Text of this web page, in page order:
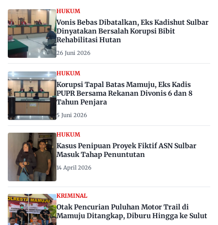
HUKUM
Vonis Bebas Dibatalkan, Eks Kadishut Sulbar
Dinyatakan Bersalah Korupsi Bibit
Rehabilitasi Hutan
26 Juni 2026
HUKUM
Korupsi Tapal Batas Mamuju, Eks Kadis
PUPR Bersama Rekanan Divonis 6 dan 8
Tahun Penjara
5 Juni 2026
HUKUM
Kasus Penipuan Proyek Fiktif ASN Sulbar
Masuk Tahap Penuntutan
14 April 2026
KRIMINAL
Otak Pencurian Puluhan Motor Trail di
Mamuju Ditangkap, Diburu Hingga ke Sulut